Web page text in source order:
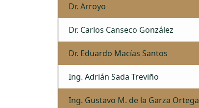
Dr. Arroyo
Dr. Carlos Canseco González
Dr. Eduardo Macías Santos
Ing. Adrián Sada Treviño
Ing. Gustavo M. de la Garza Ortega